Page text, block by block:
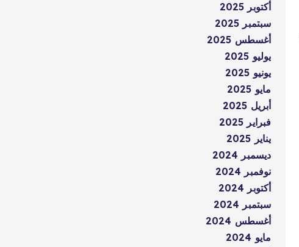
أكتوبر 2025
سبتمبر 2025
أغسطس 2025
يوليو 2025
يونيو 2025
مايو 2025
أبريل 2025
فبراير 2025
يناير 2025
ديسمبر 2024
نوفمبر 2024
أكتوبر 2024
سبتمبر 2024
أغسطس 2024
مايو 2024